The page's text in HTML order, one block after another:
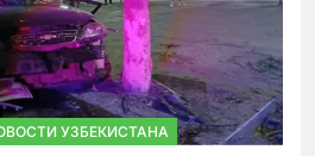
УЗБЕКИСТАНА